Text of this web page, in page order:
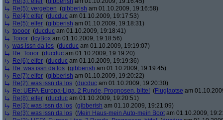
Re(5): vergeben (gibberish am 01.10.2009, 19:16:58)
Re(4): elfer (ducduc am 01.10.2009, 19:17:53)
Re(5): elfer (gibberish am 01.10.2009, 19:18:31)
toooor (ducduc am 01.10.2009, 19:18:41)
Tooor ( IcyBox am 01.10.2009, 19:18:56)
was issn da los (ducduc am 01.10.2009, 19:19:07)
Re: Tooor (ducduc am 01.10.2009, 19:19:20)
Re(6): elfer (ducduc am 01.10.2009, 19:19:36)
Re: was issn da los (gibberish am 01.10.2009, 19:19:45)
Re(7): elfer (gibberish am 01.10.2009, 19:20:22)
Re(2): was issn da los (ducduc am 01.10.2009, 19:20:30)
Re: UEFA-Europa-Liga, 2 Runde, Prognosen, bitte! (Fluglaotse am
Re(8): elfer (ducduc am 01.10.2009, 19:20:51)
Re(3): was issn da los (gibberish am 01.10.2009, 19:21:09)
Re(3): was issn da los (Mein Haus-mein Auto-mein Boot am 01.10.2009,